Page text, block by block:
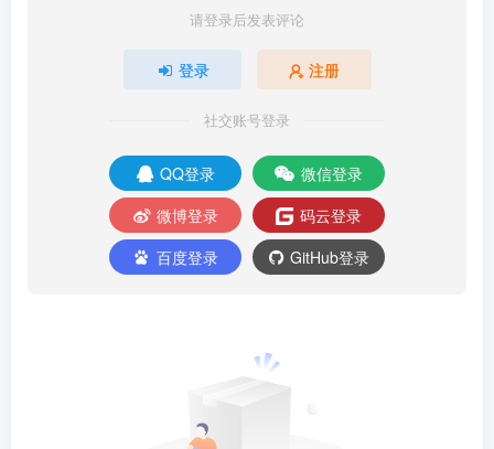
请登录后发表评论
登录 注册
社交账号登录
QQ登录
微信登录
微博登录
码云登录
百度登录
GitHub登录